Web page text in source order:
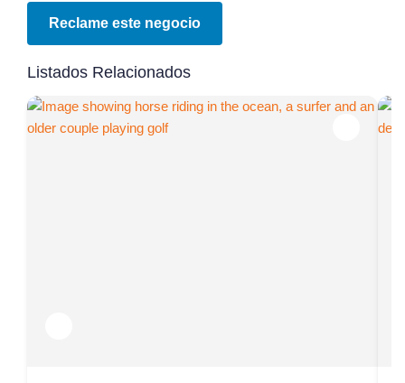
Reclame este negocio
Listados Relacionados